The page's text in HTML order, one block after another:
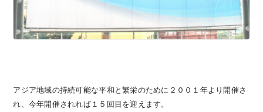
アジア地域の持続可能な平和と繁栄のために２００１年より開催さ
れ、今年開催されれば１５回目を迎えます。